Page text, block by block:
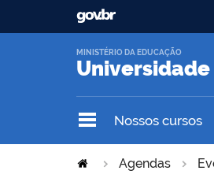
MINISTÉRIO DA EDUCAÇÃO
Nossos cursos
Agendas